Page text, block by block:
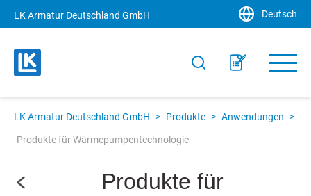
LK Armatur Deutschland GmbH Deutsch
LK Armatur Deutschland GmbH > Produkte > Anwendungen >
Produkte für Wärmepumpentechnologie
Produkte für